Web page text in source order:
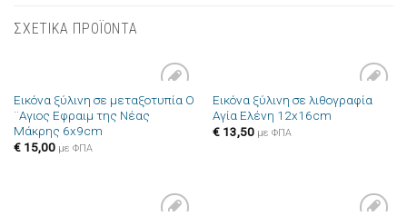
ΣΧΕΤΙΚΑ ΠΡΟΪΟΝΤΑ
Πρόσθήκη
στην λίστα
Εικόνα ξύλινη σε μεταξοτυπία Ο
¨Αγιος Εφραιμ της Νέας
Μάκρης 6x9cm
€15,00 με ΦΠΑ
Πρόσθήκη
Εικόνα ξύλινη σε λιθογραφία
Αγία Ελένη 12x16cm
€13,50 με ΦΠΑ